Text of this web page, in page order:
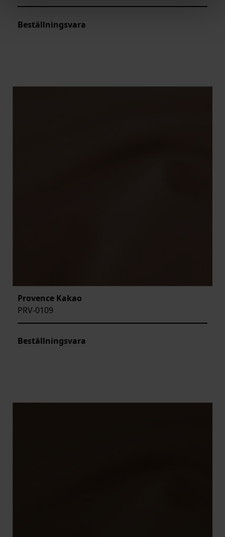
Beställningsvara
Provence Kakao
PRV-0109
Beställningsvara